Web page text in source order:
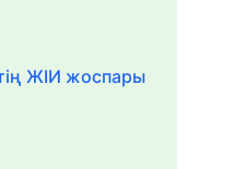
ЖІИ жоспары